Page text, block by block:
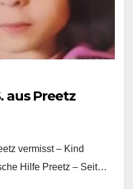
aus Preetz
vermisst – Kind
Hilfe Preetz – Seit…